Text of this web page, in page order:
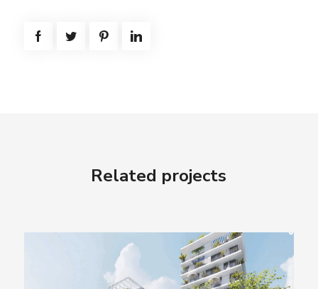
Related projects